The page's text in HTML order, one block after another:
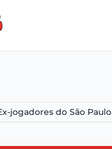
jogadores do São Paulo